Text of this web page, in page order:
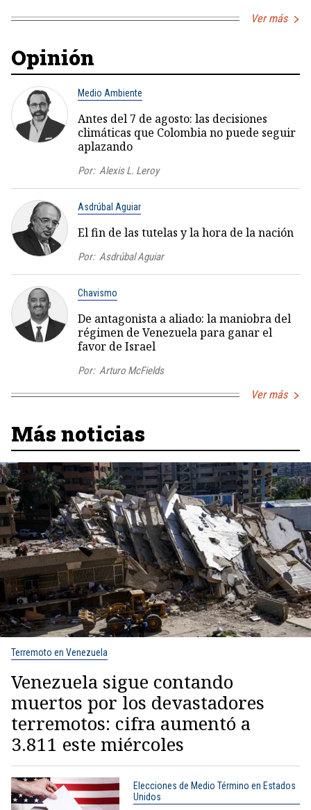
Ver más
Opinión
Medio Ambiente
Antes del 7 de agosto: las decisiones
climáticas que Colombia no puede seguir
aplazando
Por: Alexis L. Leroy
Asdrúbal Aguiar
El fin de las tutelas y la hora de la nación
Por: Asdrúbal Aguiar
Chavismo
De antagonista a aliado: la maniobra del
régimen de Venezuela para ganar el
favor de Israel
Por: Arturo McFields
Ver más
Más noticias
Terremoto en Venezuela
Venezuela sigue contando
muertos por los devastadores
terremotos: cifra aumentó a
3.811 este miércoles
Elecciones de Medio Término en Estados
Unidos